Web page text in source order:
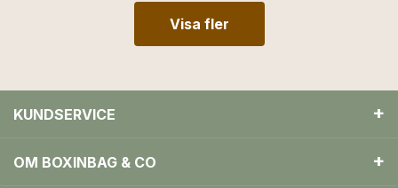
Visa fler
KUNDSERVICE
OM BOXINBAG & CO